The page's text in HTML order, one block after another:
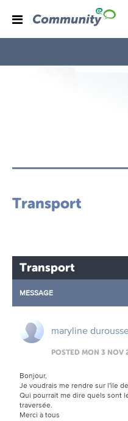
Transport
Transport
MESSAGE
maryline
POSTED MON 3 NOV
Bonjour,
Je voudrais me rendre sur l'île
Qui pourrait me dire quels sont
traversée.
Merci à tous